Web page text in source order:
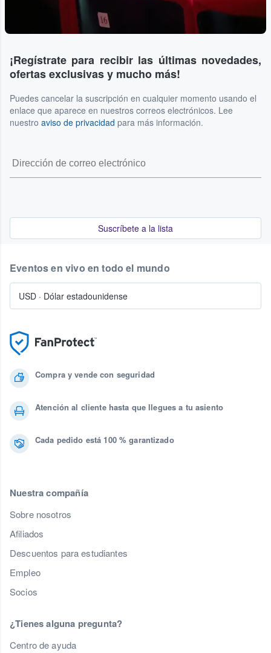
¡Regístrate para recibir las últimas novedades,
ofertas exclusivas y mucho más!
Puedes cancelar la suscripción en cualquier momento usando el
enlace que aparece en nuestros correos electrónicos. Lee
nuestro aviso de privacidad para más información.
Suscríbete a la lista
Compra y vende con seguridad
Atención al cliente hasta que llegues a tu asiento
Cada pedido está 100 % garantizado
Nuestra compañía
Sobre nosotros
Afiliados
Descuentos para estudiantes
Empleo
Socios
¿Tienes alguna pregunta?
Centro de ayuda
Eventos en vivo en todo el mundo
USD · Dólar estadounidense